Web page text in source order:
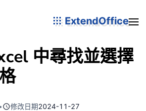
ExtendOffice
中尋找並選擇
修改日期2024-11-27